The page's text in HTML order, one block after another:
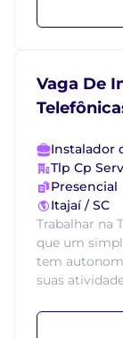
Vaga De
Instalador
Tlp Cp
Presencial
Itajaí / SC
Trabalhar na
que um
tem
suas